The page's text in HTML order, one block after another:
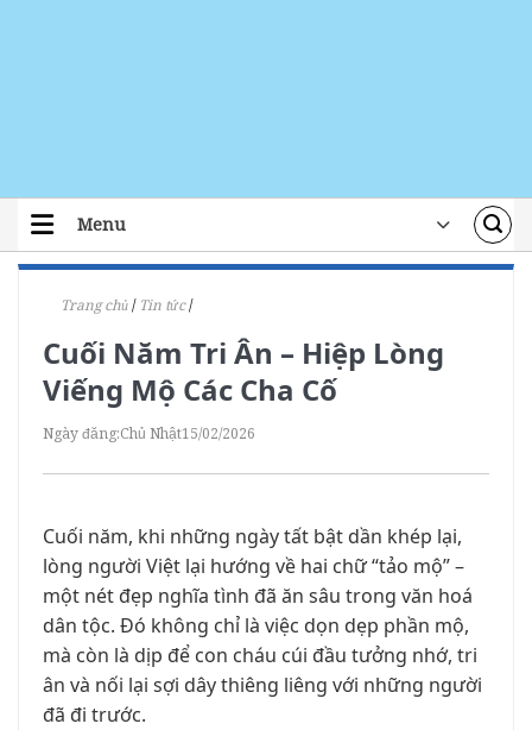
Menu
TRANG CHỦ
ĐOÀN THỂ
VĂN HOÁ NGHỆ THUẬT
TƯ LIỆU
GIỚI THIỆU
LIÊN HỆ
Trang chủ/ Tin tức/
Cuối Năm Tri Ân – Hiệp Lòng
Viếng Mộ Các Cha Cố
Ngày đăng:Chủ Nhật15/02/2026
Cuối năm, khi những ngày tất bật dần khép lại,
lòng người Việt lại hướng về hai chữ “tảo mộ” –
một nét đẹp nghĩa tình đã ăn sâu trong văn hoá
dân tộc. Đó không chỉ là việc dọn dẹp phần mộ,
mà còn là dịp để con cháu cúi đầu tưởng nhớ, tri
ân và nối lại sợi dây thiêng liêng với những người
đã đi trước.